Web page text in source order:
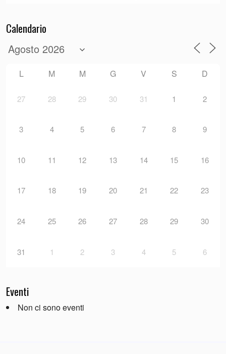
Calendario
L M M G V S D
27 28 29 30 31 1 2
3 4 5 6 7 8 9
10 11 12 13 14 15 16
17 18 19 20 21 22 23
24 25 26 27 28 29 30
31 1 2 3 4 5 6
Eventi
Non ci sono eventi